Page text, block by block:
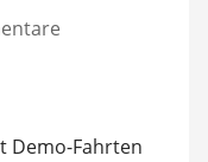
Demo-Fahrten